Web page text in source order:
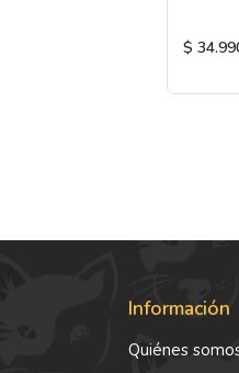
$
Información
Quiénes